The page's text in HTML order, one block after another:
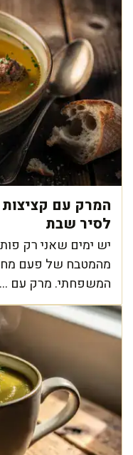
המרק עם
לסיר שבת
יש ימים שאני רק
מהמטבח של פעם
המשפחתי. מרק עם ...